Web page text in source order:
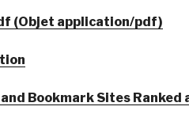
(Objet application/pdf)
Bookmark Sites Ranked